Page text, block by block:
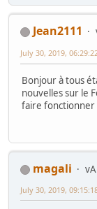
Jean2111
July 30, 2019,
Bonjour à tous
nouvelles sur le
faire fonctionner
magali
July 30, 2019,